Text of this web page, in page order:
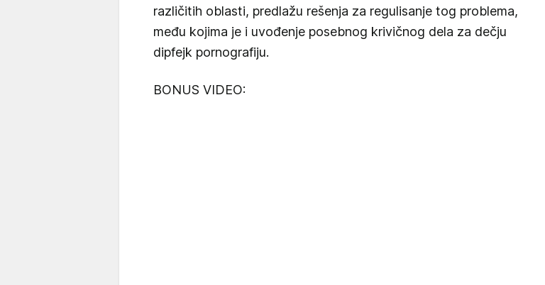
različitih oblasti, predlažu rešenja za regulisanje tog problema,
među kojima je i uvođenje posebnog krivičnog dela za dečju
dipfejk pornografiju.
BONUS VIDEO: